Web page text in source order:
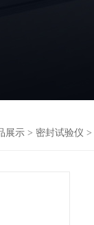
展示 > 密封试验仪 >